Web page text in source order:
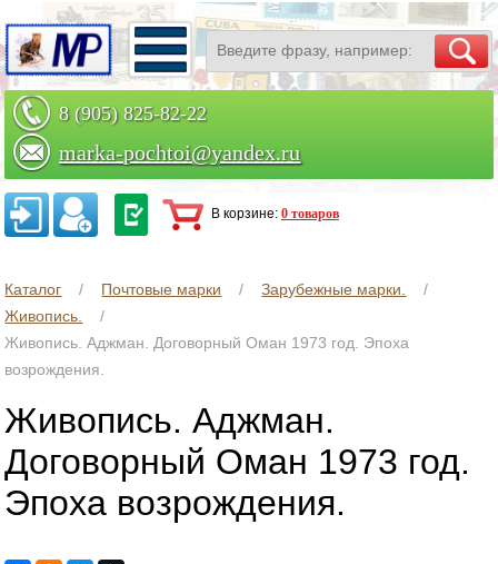
8 (905) 825-82-22
marka-pochtoi@yandex.ru
Заказать по телефону
В корзине: 0 товаров
Каталог Почтовые марки
Зарубежные марки.
Живопись.
Живопись. Аджман. Договорный Оман 1973 год. Эпоха
возрождения.
Живопись. Аджман.
Договорный Оман 1973 год.
Эпоха возрождения.